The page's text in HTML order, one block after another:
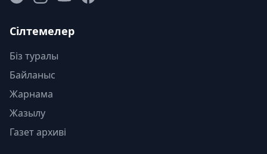
Сілтемелер
Біз туралы
Байланыс
Жарнама
Жазылу
Газет архиві